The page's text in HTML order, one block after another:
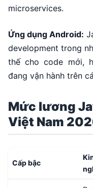
microservices.
Ứng dụng Android:
development trong
thế cho code mới,
đang vận hành trên
Mức lương
Việt Nam
Cấp bậc